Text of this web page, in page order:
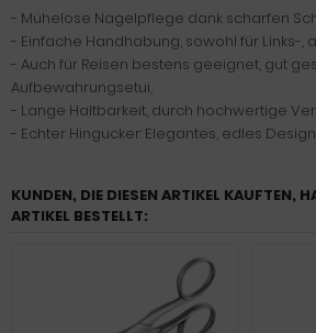
- Mühelose Nagelpflege dank scharfen
- Einfache Handhabung, sowohl für Links-,
- Auch für Reisen bestens geeignet, gut
Aufbewahrungsetui,
- Lange Haltbarkeit, durch hochwertige
- Echter Hingucker: Elegantes, edles Design.
KUNDEN, DIE DIESEN ARTIKEL KAUFTEN,
ARTIKEL BESTELLT: